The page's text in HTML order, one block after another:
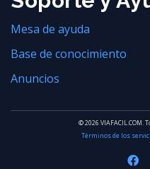
Mesa de ayuda
Base de conocimiento
Anuncios
© 2026 VIAFACIL.COM.
Términos de los